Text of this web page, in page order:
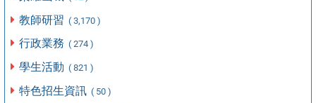
教師研習 ( 3,170 )
行政業務 ( 274 )
學生活動 ( 821 )
特色招生資訊 ( 50 )